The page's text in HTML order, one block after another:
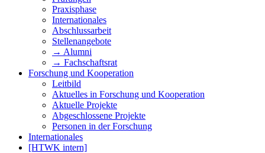
Praxisphase
Internationales
Abschlussarbeit
Stellenangebote
→ Alumni
→ Fachschaftsrat
Forschung und Kooperation
Leitbild
Aktuelles in Forschung und Kooperation
Aktuelle Projekte
Abgeschlossene Projekte
Personen in der Forschung
Internationales
[HTWK intern]